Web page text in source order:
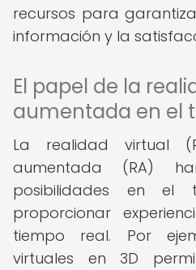
recursos para
información y la
El papel de la
aumentada en el
La realidad virtual
aumentada (RA)
posibilidades en el
proporcionar
tiempo real. Por
virtuales en 3D